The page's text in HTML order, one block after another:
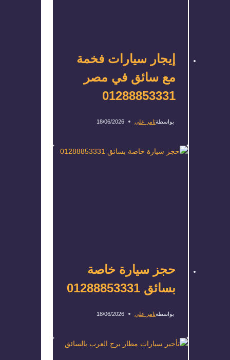
إيجار سيارات فخمة
مع سائق في مصر
01288853331
بواسطةتامر علي 18/06/2026
حجز سيارة خاصة
بسائق 01288853331
بواسطةتامر علي 18/06/2026